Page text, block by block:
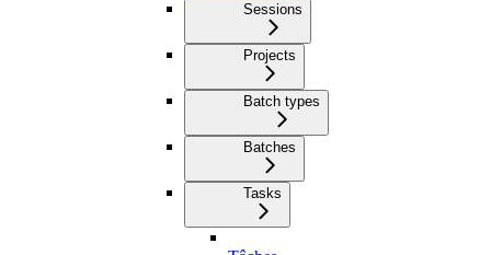
Sessions
Projects
Batch types
Batches
Tasks